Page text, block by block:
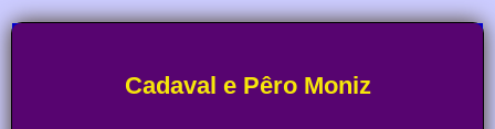
Cadaval e Pêro Moniz